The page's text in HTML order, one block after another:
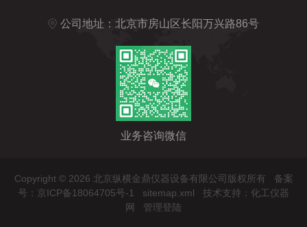
公司地址：北京市房山区长阳万兴路86号
业务咨询微信
Copyright © 2026 北京纵横金鼎仪器设备有限公司版权所有 备案
号：京ICP备18064705号-1
sitemap.xml 技术支持： 化工仪器
网
管理登陆